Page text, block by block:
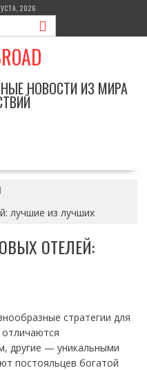
2026
НОВОСТИ ИЗ МИРА
лучшие из лучших
ОТЕЛЕЙ:
стратегии для
другие — уникальными
постояльцев богатой